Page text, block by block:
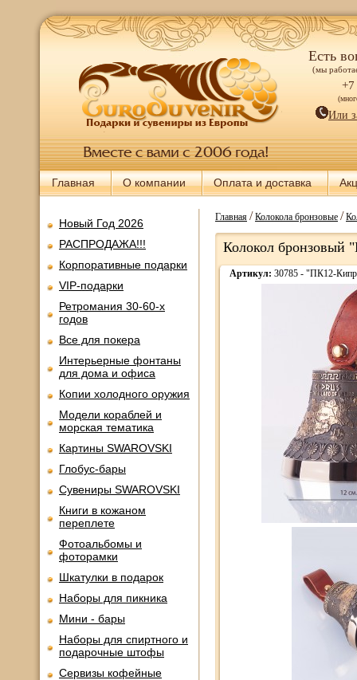
Есть
(мы
+7
Или
Главная О компании Оплата и доставка
Новый Год 2026
РАСПРОДАЖА!!!
Корпоративные подарки
VIP-подарки
Ретромания 30-60-х
годов
Все для покера
Интерьерные фонтаны
для дома и офиса
Копии холодного оружия
Модели кораблей и
морская тематика
Картины SWAROVSKI
Глобус-бары
Сувениры SWAROVSKI
Книги в кожаном
переплете
Фотоальбомы и
фоторамки
Шкатулки в подарок
Наборы для пикника
Мини - бары
Наборы для спиртного и
подарочные штофы
Сервизы кофейные
Главная/Колокола бронзовые/
Колокол бронзовый
Артикул: 30785 - "ПК12-